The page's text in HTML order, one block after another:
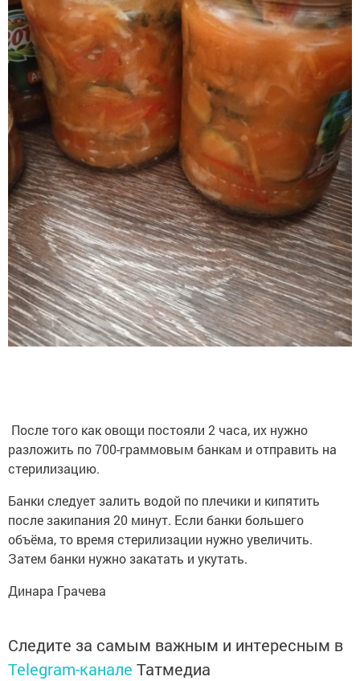
После того как овощи постояли 2 часа, их нужно
разложить по 700-граммовым банкам и отправить на
стерилизацию.
Банки следует залить водой по плечики и кипятить
после закипания 20 минут. Если банки большего
объёма, то время стерилизации нужно увеличить.
Затем банки нужно закатать и укутать.
Динара Грачева
Следите за самым важным и интересным в
Telegram-канале Татмедиа